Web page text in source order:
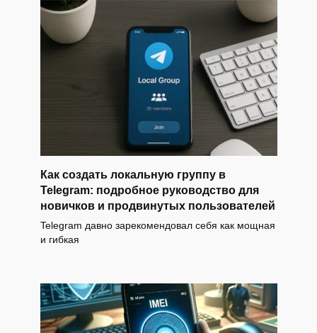
Как создать локальную группу в
Telegram: подробное руководство для
новичков и продвинутых пользователей
Telegram давно зарекомендовал себя как мощная
и гибкая